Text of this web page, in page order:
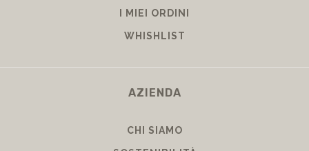
I MIEI ORDINI
WHISHLIST
AZIENDA
CHI SIAMO